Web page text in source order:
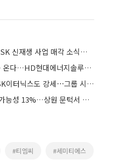
SK이터닉스·SK오션플랜트, SK 신재생 사업 매각 소식에 동반 강세
DS투자증권 “태양광 설치 붐 온다…HD현대에너지솔루션ㆍSK이터닉스 최선호주”
SK하이닉스에 SK스퀘어ㆍSK이터닉스도 강세⋯그룹 시총 4달 만에 2배↑
美 클래리티 법안 연내 통과 가능성 13%…상원 문턱서 제동
#티엠씨 #세미티에스